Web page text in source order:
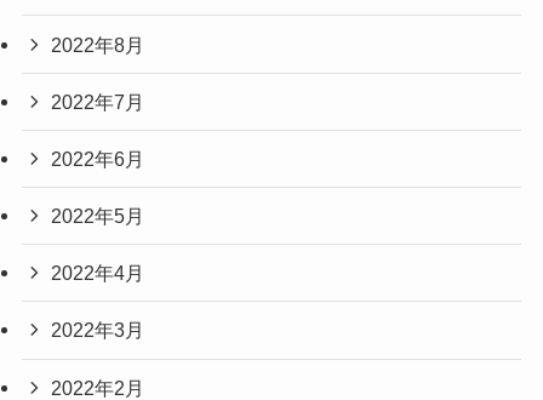
2022年8月
2022年7月
2022年6月
2022年5月
2022年4月
2022年3月
2022年2月